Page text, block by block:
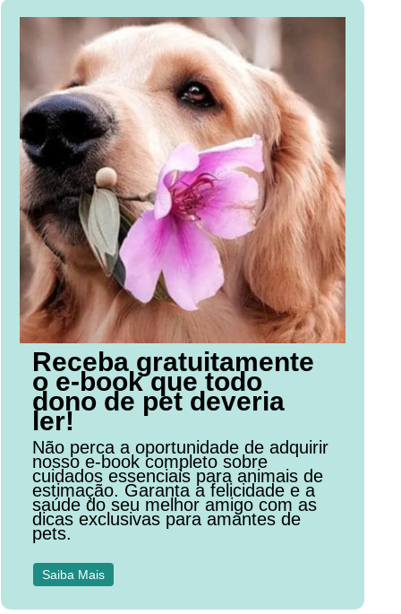
Receba gratuitamente
o e-book que todo
dono de pet deveria
ler!
Não perca a oportunidade de adquirir
nosso e-book completo sobre
cuidados essenciais para animais de
estimação. Garanta a felicidade e a
saúde do seu melhor amigo com as
dicas exclusivas para amantes de
pets.
Saiba Mais